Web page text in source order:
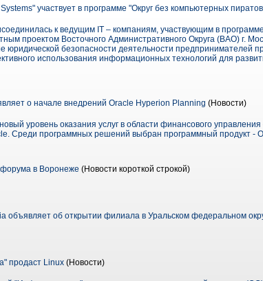
участвует в программе "Округ без компьютерных
к ведущим IT – компаниям, участвующим в
проектом Восточного Административного Округа (ВАО) г.
юридической безопасности деятельности предпринимателей
использования информационных технологий для
о начале внедрений Oracle Hyperion Planning (Новости)
уровень оказания услуг в области финансового
Среди программных решений выбран программный продукт -
форума в Воронеже (Новости короткой строкой)
объявляет об открытии филиала в Уральском федеральном
продаст Linux (Новости)